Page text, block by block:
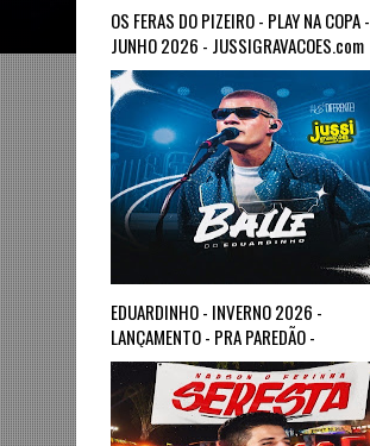
OS FERAS DO PIZEIRO - PLAY NA COPA -
JUNHO 2026 - JUSSIGRAVACOES.com
EDUARDINHO - INVERNO 2026 -
LANÇAMENTO - PRA PAREDÃO -
JUSSIGRAVACOES.com